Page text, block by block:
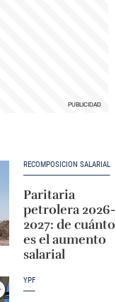
RECOMPOSICIÓN SALARIAL
Paritaria
petrolera 2026-
2027: de cuánto
es el aumento
salarial
YPF